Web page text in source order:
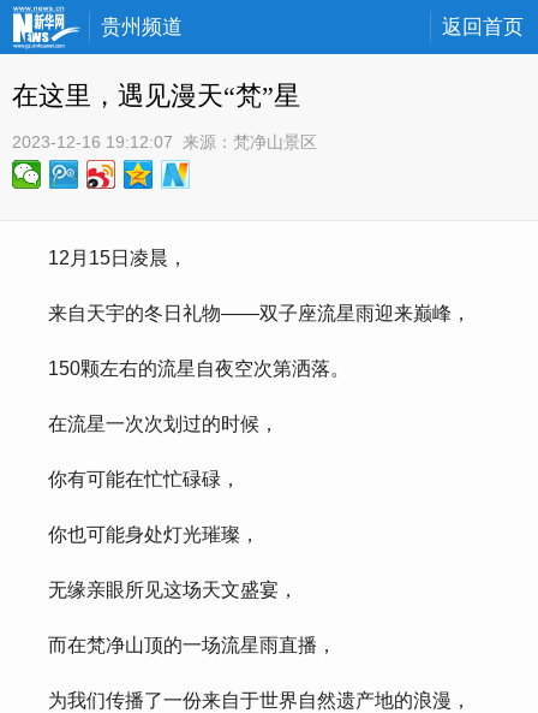
贵州频道 返回首页
在这里，遇见漫天“梵”星
2023-12-16 19:12:07 来源： 梵净山景区
12月15日凌晨，
来自天宇的冬日礼物——双子座流星雨迎来巅峰，
150颗左右的流星自夜空次第洒落。
在流星一次次划过的时候，
你有可能在忙忙碌碌，
你也可能身处灯光璀璨，
无缘亲眼所见这场天文盛宴，
而在梵净山顶的一场流星雨直播，
为我们传播了一份来自于世界自然遗产地的浪漫，